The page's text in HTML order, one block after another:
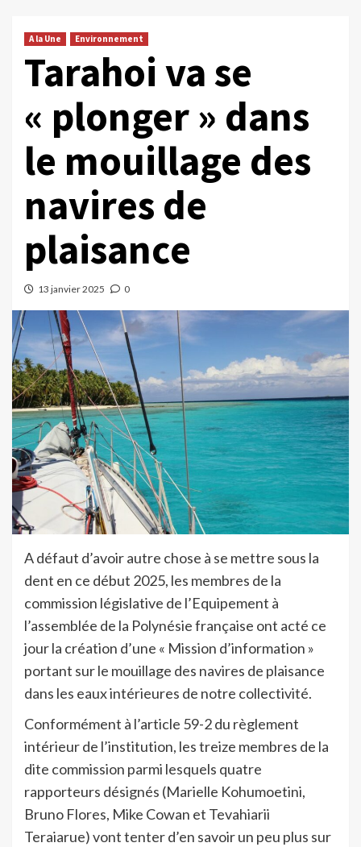
A la Une Environnement
Tarahoi va se
« plonger » dans
le mouillage des
navires de
plaisance
13 janvier 2025 0
A défaut d’avoir autre chose à se mettre sous la
dent en ce début 2025, les membres de la
commission législative de l’Equipement à
l’assemblée de la Polynésie française ont acté ce
jour la création d’une « Mission d’information »
portant sur le mouillage des navires de plaisance
dans les eaux intérieures de notre collectivité.
Conformément à l’article 59-2 du règlement
intérieur de l’institution, les treize membres de la
dite commission parmi lesquels quatre
rapporteurs désignés (Marielle Kohumoetini,
Bruno Flores, Mike Cowan et Tevahiarii
Teraiarue) vont tenter d’en savoir un peu plus sur